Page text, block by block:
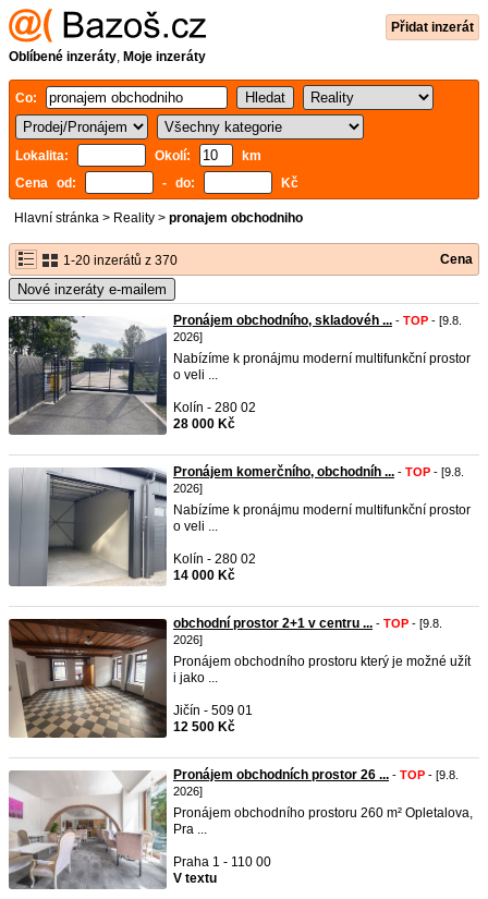
Přidat inzerát
Oblíbené inzeráty, Moje inzeráty
Co:
Lokalita: Okolí:
km
Cena od:
- do: Kč
Hlavní stránka > Reality > pronajem obchodniho
1-20 inzerátů z 370 Cena
Nové inzeráty e-mailem
Pronájem obchodního, skladovéh ... - TOP - [9.8.
2026]
Nabízíme k pronájmu moderní multifunkční prostor
o veli ...
Kolín - 280 02
28 000 Kč
Pronájem komerčního, obchodníh ... - TOP - [9.8.
2026]
Nabízíme k pronájmu moderní multifunkční prostor
o veli ...
Kolín - 280 02
14 000 Kč
obchodní prostor 2+1 v centru ... - TOP - [9.8.
2026]
Pronájem obchodního prostoru který je možné užít
i jako ...
Jičín - 509 01
12 500 Kč
Pronájem obchodních prostor 26 ... - TOP - [9.8.
2026]
Pronájem obchodního prostoru 260 m² Opletalova,
Pra ...
Praha 1 - 110 00
V textu